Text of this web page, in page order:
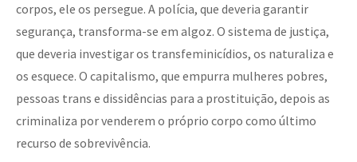
corpos, ele os persegue. A polícia, que deveria garantir
segurança, transforma-se em algoz. O sistema de justiça,
que deveria investigar os transfeminicídios, os naturaliza e
os esquece. O capitalismo, que empurra mulheres pobres,
pessoas trans e dissidências para a prostituição, depois as
criminaliza por venderem o próprio corpo como último
recurso de sobrevivência.